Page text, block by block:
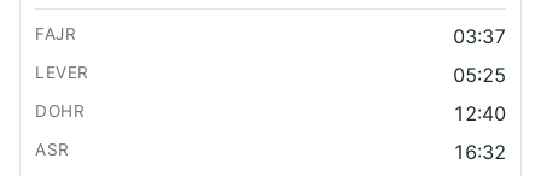
03:37
05:25
12:40
16:32